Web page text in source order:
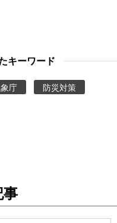
キーワード
庁
防災対策